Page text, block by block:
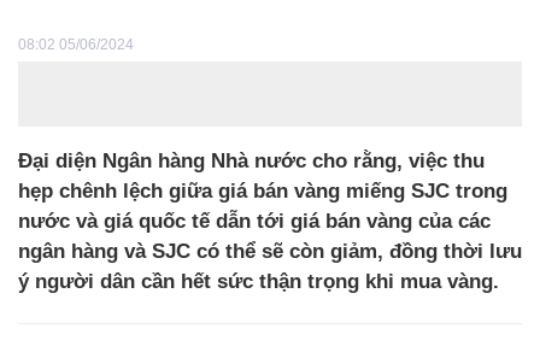
08:02 05/06/2024
Đại diện Ngân hàng Nhà nước cho rằng, việc thu
hẹp chênh lệch giữa giá bán vàng miếng SJC trong
nước và giá quốc tế dẫn tới giá bán vàng của các
ngân hàng và SJC có thể sẽ còn giảm, đồng thời lưu
ý người dân cần hết sức thận trọng khi mua vàng.